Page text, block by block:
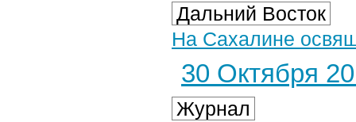
Дальний Восток
На Сахалине
30 Октября
Журнал